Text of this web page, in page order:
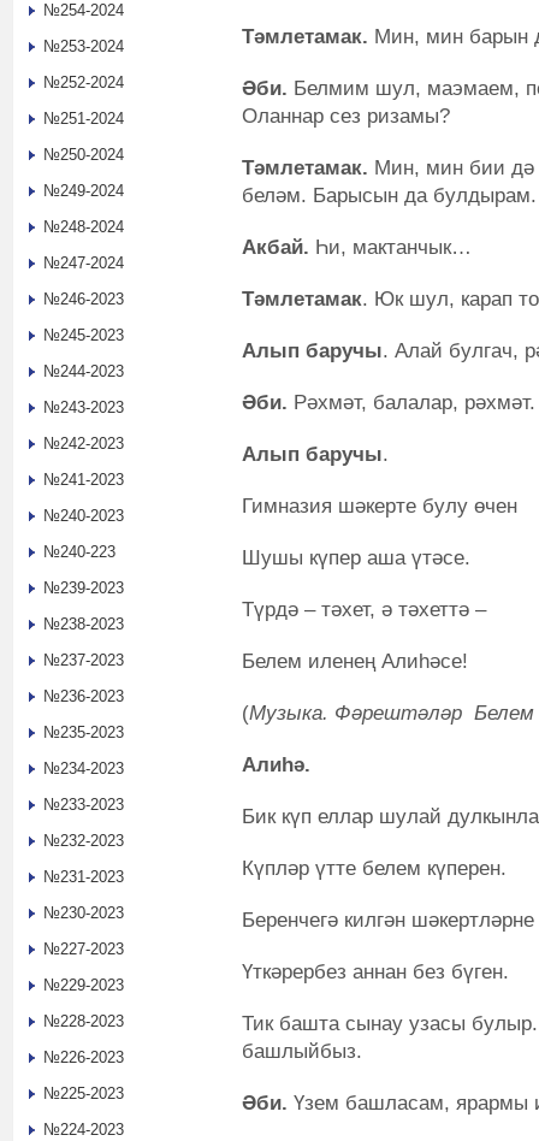
Тәмлетамак. Мин, мин барын
Әби. Белмим шул, маэмаем,
Оланнар сез ризамы?
Тәмлетамак. Мин, мин бии
беләм. Барысын да булдырам.
Акбай. Һи, мактанчык…
Тәмлетамак. Юк шул, карап
Алып баручы. Алай булгач,
Әби. Рәхмәт, балалар,
Алып баручы.
Гимназия шәкерте булу өчен
Шушы күпер аша үтәсе.
Түрдә – тәхет, ә тәхеттә –
Белем иленең Алиһәсе!
(Музыка. Фәрештәләр Белем
Алиһә.
Бик күп еллар шулай
Күпләр үтте белем күперен.
Беренчегә килгән шәкертләрне
Үткәрербез аннан без бүген.
Тик башта сынау узасы
башлыйбыз.
Әби. Үзем башласам, ярармы
№254-2024
№253-2024
№252-2024
№251-2024
№250-2024
№249-2024
№248-2024
№247-2024
№246-2023
№245-2023
№244-2023
№243-2023
№242-2023
№241-2023
№240-2023
№240-223
№239-2023
№238-2023
№237-2023
№236-2023
№235-2023
№234-2023
№233-2023
№232-2023
№231-2023
№230-2023
№227-2023
№229-2023
№228-2023
№226-2023
№225-2023
№224-2023